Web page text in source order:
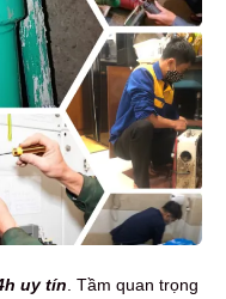
uy tín. Tầm quan trọng